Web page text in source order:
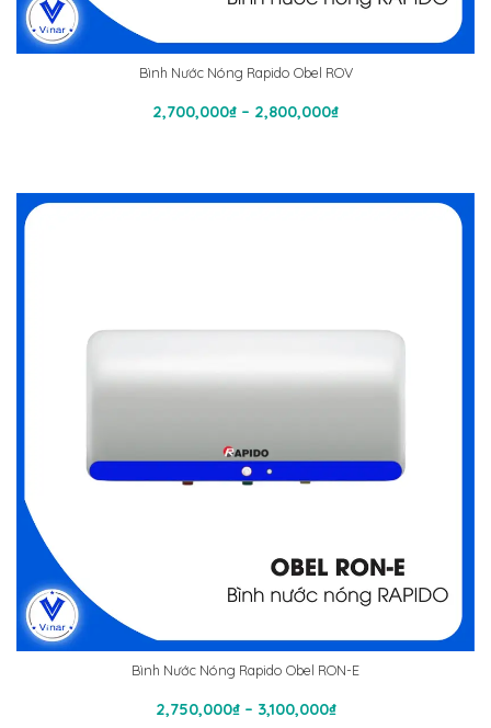
Bình Nước Nóng Rapido Obel ROV
2,700,000₫ – 2,800,000₫Khoảng
2,700,000₫
Chọn
Bình Nước Nóng Rapido Obel RON-E
2,750,000₫ – 3,100,000₫Khoảng
Chọn